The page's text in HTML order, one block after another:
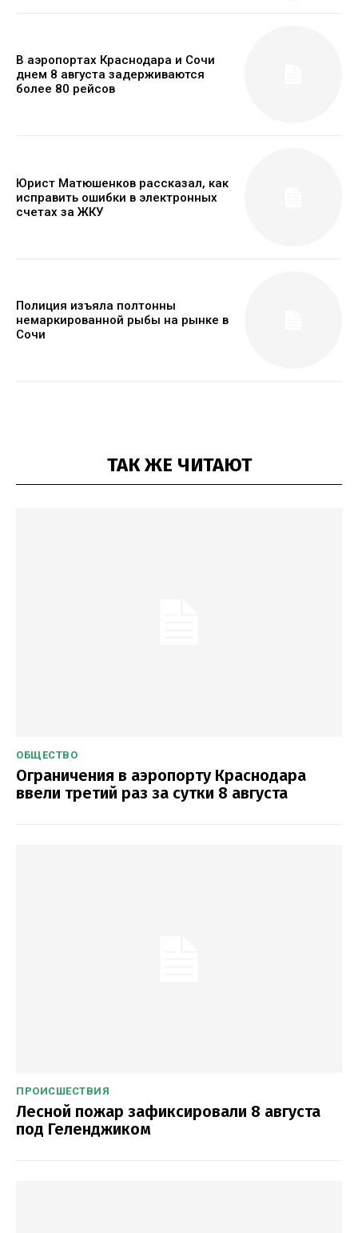
В аэропортах Краснодара и Сочи
днем 8 августа задерживаются
более 80 рейсов
Юрист Матюшенков рассказал, как
исправить ошибки в электронных
счетах за ЖКУ
Полиция изъяла полтонны
немаркированной рыбы на рынке в
Сочи
ТАК ЖЕ ЧИТАЮТ
ОБЩЕСТВО
Ограничения в аэропорту Краснодара
ввели третий раз за сутки 8 августа
ПРОИСШЕСТВИЯ
Лесной пожар зафиксировали 8 августа
под Геленджиком